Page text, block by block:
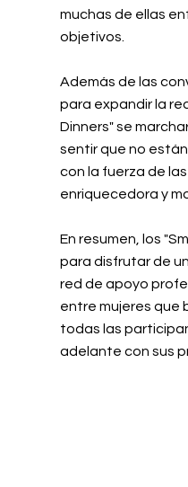
muchas de ellas
objetivos.
Además de las
para expandir la
Dinners" se
sentir que no
con la fuerza de
enriquecedora y
En resumen, los
para disfrutar de
red de apoyo
entre mujeres que
todas las
adelante con sus